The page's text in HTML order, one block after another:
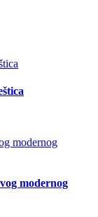
modernog